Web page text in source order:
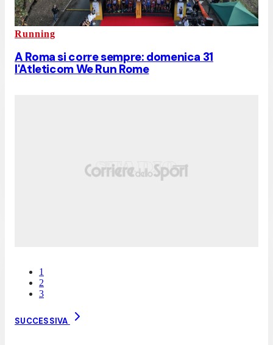
Running
A Roma si corre sempre: domenica 31
l'Atleticom We Run Rome
1
2
3
SUCCESSIVA